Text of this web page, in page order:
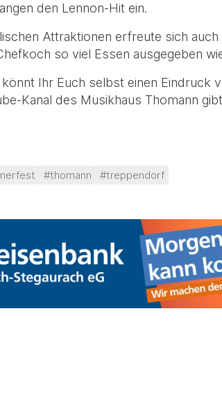
den Lennon-Hit ein.
Attraktionen erfreute sich auch
so viel Essen ausgegeben
könnt Ihr Euch selbst einen Eindruck
Kanal des Musikhaus Thomann
#thomann #treppendorf